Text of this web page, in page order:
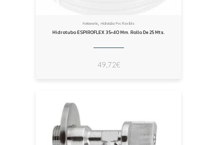
Fontanería, Hidrotubo Pvc Flexible
Hidrotubo ESPIROFLEX 35×40 Mm. Rollo De 25 Mts.
49,72€